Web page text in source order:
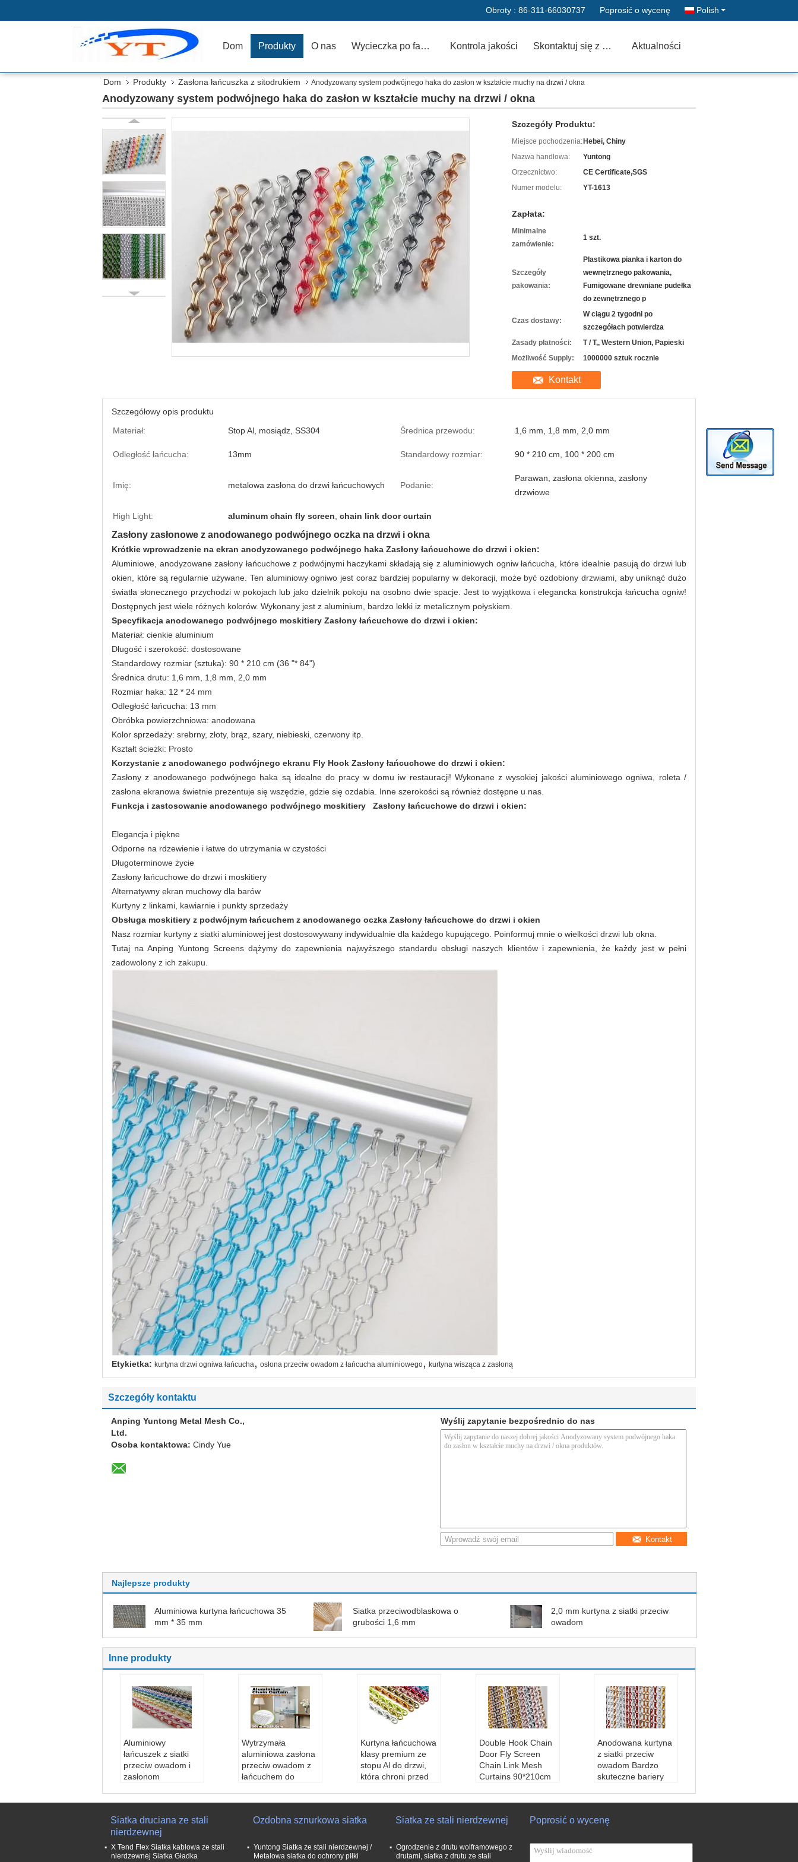
Obroty : 86-311-66030737 Poprosić o wycenę Polish
Dom Produkty O nas Wycieczka po fabryce Kontrola jakości Skontaktuj się z nami Aktualności
Dom Produkty Zasłona łańcuszka z sitodrukiem Anodyzowany system podwójnego haka do zasłon w kształcie muchy na drzwi / okna
Anodyzowany system podwójnego haka do zasłon w kształcie muchy na drzwi / okna
Szczegóły Produktu:
Miejsce pochodzenia: Hebei, Chiny
Nazwa handlowa:
Yuntong
Orzecznictwo:
CE Certificate,SGS
Numer modelu:
YT-1613
Zapłata:
Minimalne
zamówienie:
1 szt.
Szczegóły
pakowania:
Plastikowa pianka i karton do
wewnętrznego pakowania,
Fumigowane drewniane pudełka
do zewnętrznego p
Czas dostawy:
W ciągu 2 tygodni po
szczegółach potwierdza
Zasady płatności:
T / T,, Western Union, Papieski
Możliwość Supply:
1000000 sztuk rocznie
Kontakt
Szczegółowy opis produktu
Materiał:
Stop Al, mosiądz, SS304 Średnica przewodu: 1,6 mm, 1,8 mm, 2,0 mm
Odległość łańcucha: 13mm Standardowy rozmiar: 90 * 210 cm, 100 * 200 cm
Imię: metalowa zasłona do drzwi łańcuchowych Podanie:
Parawan, zasłona okienna, zasłony
drzwiowe
High Light: aluminum chain fly screen chain link door curtain
Zasłony zasłonowe z anodowanego podwójnego oczka na drzwi i okna
Krótkie wprowadzenie na ekran anodyzowanego podwójnego haka Zasłony łańcuchowe do drzwi i okien:
Aluminiowe, anodyzowane zasłony łańcuchowe z podwójnymi haczykami składają się z aluminiowych ogniw łańcucha, które idealnie pasują do drzwi lub
okien, które są regularnie używane. Ten aluminiowy ogniwo jest coraz bardziej popularny w dekoracji, może być ozdobiony drzwiami, aby uniknąć dużo
światła słonecznego przychodzi w pokojach lub jako dzielnik pokoju na osobno dwie spacje. Jest to wyjątkowa i elegancka konstrukcja łańcucha ogniw!
Dostępnych jest wiele różnych kolorów. Wykonany jest z aluminium, bardzo lekki iz metalicznym połyskiem.
Specyfikacja anodowanego podwójnego moskitiery Zasłony łańcuchowe do drzwi i okien:
Materiał: cienkie aluminium
Długość i szerokość: dostosowane
Standardowy rozmiar (sztuka): 90 * 210 cm (36 "* 84")
Średnica drutu: 1,6 mm, 1,8 mm, 2,0 mm
Rozmiar haka: 12 * 24 mm
Odległość łańcucha: 13 mm
Obróbka powierzchniowa: anodowana
Kolor sprzedaży: srebrny, złoty, brąz, szary, niebieski, czerwony itp.
Kształt ścieżki: Prosto
Korzystanie z anodowanego podwójnego ekranu Fly Hook Zasłony łańcuchowe do drzwi i okien:
Zasłony z anodowanego podwójnego haka są idealne do pracy w domu iw restauracji! Wykonane z wysokiej jakości aluminiowego ogniwa, roleta /
zasłona ekranowa świetnie prezentuje się wszędzie, gdzie się ozdabia. Inne szerokości są również dostępne u nas.
Funkcja i zastosowanie anodowanego podwójnego moskitiery
Zasłony łańcuchowe do drzwi i okien:
Elegancja i piękne
Odporne na rdzewienie i łatwe do utrzymania w czystości
Długoterminowe życie
Zasłony łańcuchowe do drzwi i moskitiery
Alternatywny ekran muchowy dla barów
Kurtyny z linkami, kawiarnie i punkty sprzedaży
Obsługa moskitiery z podwójnym łańcuchem z anodowanego oczka Zasłony łańcuchowe do drzwi i okien
Nasz rozmiar kurtyny z siatki aluminiowej jest dostosowywany indywidualnie dla każdego kupującego. Poinformuj mnie o wielkości drzwi lub okna.
Tutaj na Anping Yuntong Screens dążymy do zapewnienia najwyższego standardu obsługi naszych klientów i zapewnienia, że ​​każdy jest w pełni
zadowolony z ich zakupu.
Etykietka: kurtyna drzwi ogniwa łańcucha, osłona przeciw owadom z łańcucha aluminiowego, kurtyna wisząca z zasłoną
Szczegóły kontaktu
Anping Yuntong Metal Mesh Co.,
Ltd.
Osoba kontaktowa: Cindy Yue
Wyślij zapytanie bezpośrednio do nas
Kontakt
Najlepsze produkty
Aluminiowa kurtyna łańcuchowa 35
mm * 35 mm
Siatka przeciwodblaskowa o
grubości 1,6 mm
2,0 mm kurtyna z siatki przeciw
owadom
Inne produkty
Aluminiowy
łańcuszek z siatki
przeciw owadom i
zasłonom
Materiał:Stop Al, m
osiądz, SS304
Średnica przewod
u:1,6 mm, 1,8 mm,
Wytrzymała
aluminiowa zasłona
przeciw owadom z
łańcuchem do
Średnica przewod
2,0 mm
Odległość łańcuch
Kurtyna łańcuchowa
klasy premium ze
stopu Al do drzwi,
która chroni przed
Średnica przewod
2,0 mm
Odległość łańcuch
Double Hook Chain
Door Fly Screen
Chain Link Mesh
Curtains 90*210cm
Średnica przewod
2,0 mm
Odległość łańcuch
Anodowana kurtyna
z siatki przeciw
owadom Bardzo
skuteczne bariery
Średnica przewod
2,0 mm
Siatka druciana ze stali
nierdzewnej
X Tend Flex Siatka kablowa ze stali
nierdzewnej Siatka Gładka
Ozdobna sznurkowa siatka
Yuntong Siatka ze stali nierdzewnej /
Metalowa siatka do ochrony piłki
Siatka ze stali nierdzewnej
Ogrodzenie z drutu wolframowego z
drutami, siatka z drutu ze stali
Poprosić o wycenę